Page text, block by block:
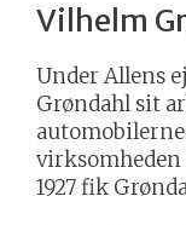
Vilhelm
Under Allens
Grøndahl sit
virksomheden
1927 fik